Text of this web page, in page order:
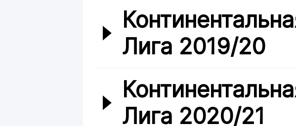
Лига 2019/20
Лига 2020/21